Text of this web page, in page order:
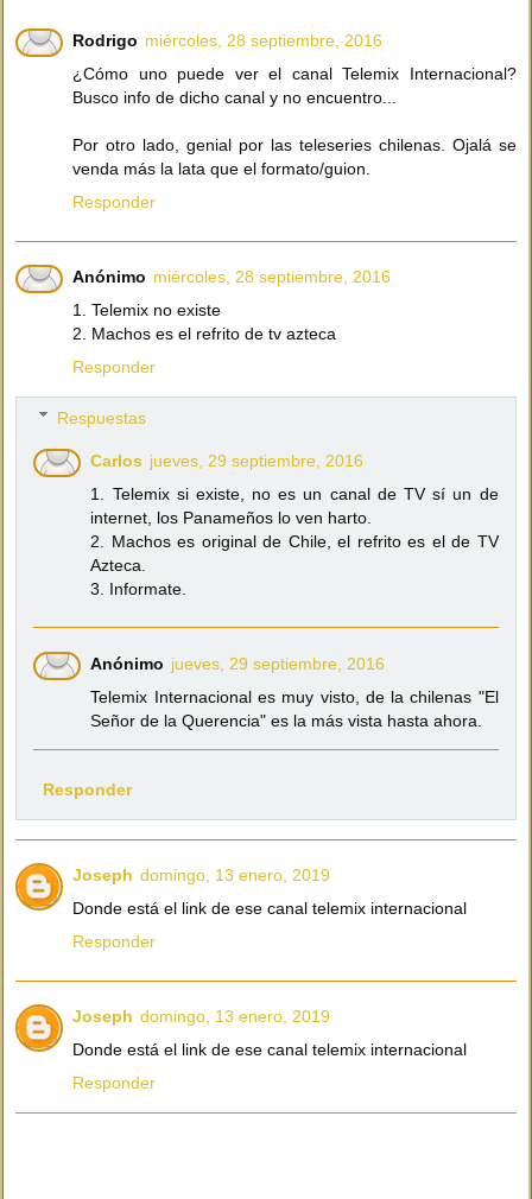
Rodrigo miércoles, 28 septiembre, 2016
¿Cómo uno puede ver el canal Telemix Internacional?
Busco info de dicho canal y no encuentro...
Por otro lado, genial por las teleseries chilenas. Ojalá se
venda más la lata que el formato/guion.
Responder
Anónimo miércoles, 28 septiembre, 2016
1. Telemix no existe
2. Machos es el refrito de tv azteca
Responder
Respuestas
Carlos jueves, 29 septiembre, 2016
1. Telemix si existe, no es un canal de TV sí un de
internet, los Panameños lo ven harto.
2. Machos es original de Chile, el refrito es el de TV
Azteca.
3. Informate.
Anónimo jueves, 29 septiembre, 2016
Telemix Internacional es muy visto, de la chilenas "El
Señor de la Querencia" es la más vista hasta ahora.
Responder
Joseph domingo, 13 enero, 2019
Donde está el link de ese canal telemix internacional
Responder
Joseph domingo, 13 enero, 2019
Donde está el link de ese canal telemix internacional
Responder